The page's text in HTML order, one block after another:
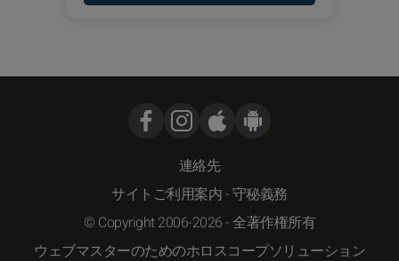
連絡先
サイトご利用案内-守秘義務
© Copyright 2006-2026 - 全著作権所有
ウェブマスターのためのホロスコープソリューション